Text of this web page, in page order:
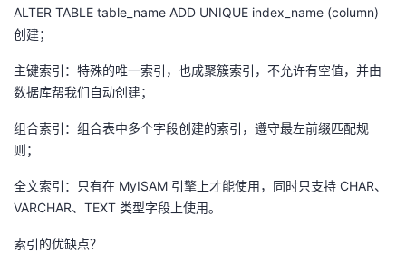
坛
圈
的
播
我
活
动
的
关
注
我
的
开
我
的
我
ALTER TABLE table_name ADD UNIQUE index_name (column)
创建；
主键索引：特殊的唯一索引，也成聚簇索引，不允许有空值，并由
数据库帮我们自动创建；
组合索引：组合表中多个字段创建的索引，遵守最左前缀匹配规
则；
全文索引：只有在 MyISAM 引擎上才能使用，同时只支持 CHAR、
VARCHAR、TEXT 类型字段上使用。
索引的优缺点？